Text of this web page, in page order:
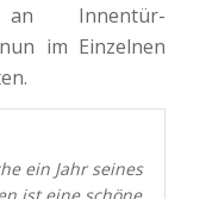
an Innentür-
im Einzelnen
ein Jahr seines